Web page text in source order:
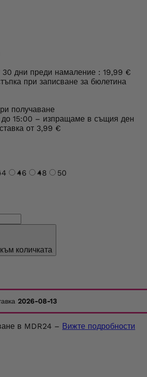
дни преди намаление : 19,99 €
при записване за бюлетина
получаване
до 15:00 – изпращаме в същия ден
от 3,99 €
46 48 50
количката
2026-08-13
в MDR24 – Вижте подробности